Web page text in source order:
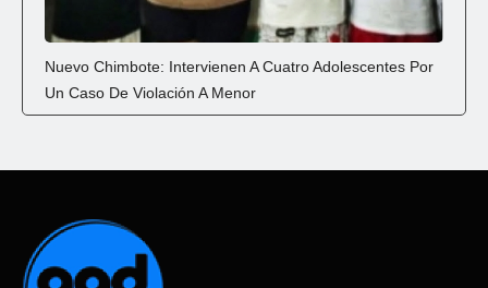
Nuevo Chimbote: Intervienen A Cuatro Adolescentes Por
Un Caso De Violación A Menor